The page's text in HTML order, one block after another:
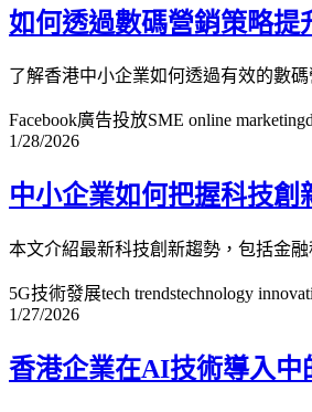
如何透過數碼營銷策略提
了解香港中小企業如何透過有效的數
Facebook廣告投放SME online marketing
1/28/2026
中小企業如何把握科技
本文介紹最新科技創新趨勢，包括金
5G技術發展tech trendstechnology
1/27/2026
香港企業在AI技術導入中